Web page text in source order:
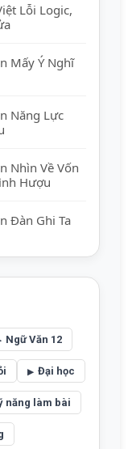
Lỗi Logic,
Mấy Ý Nghĩ
Năng Lực
Nhìn Về Vốn
Hượu
Đàn Ghi Ta
Ngữ Văn 12
Đại học
năng làm bài